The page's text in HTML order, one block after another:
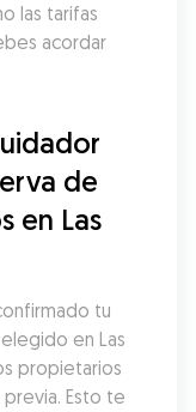
las tarifas
acordar
de
en Las
tu
en Las
propietarios
Esto te